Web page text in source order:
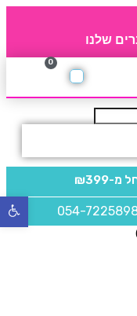
שלנו
0
מ-₪399
054-
פתח